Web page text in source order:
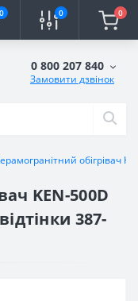
0 0 0
0 800 207 840
Замовити дзвінок
обігрівач
KEN-500D
387-